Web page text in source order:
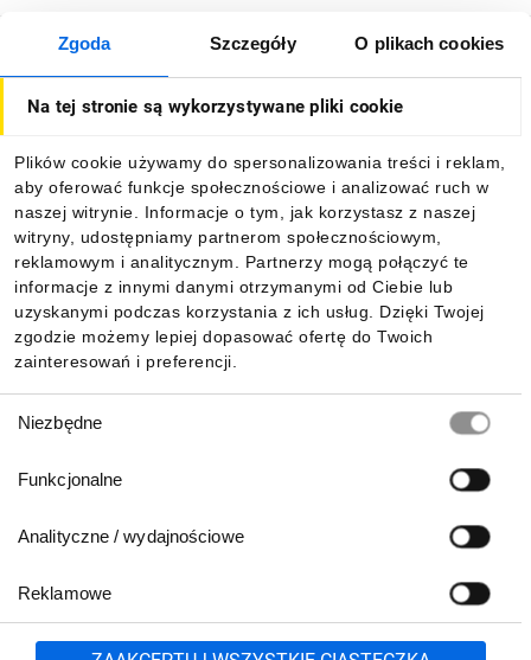
Zgoda Szczegóły O plikach cookies
Na tej stronie są wykorzystywane pliki cookie
Plików cookie używamy do spersonalizowania treści i reklam,
aby oferować funkcje społecznościowe i analizować ruch w
naszej witrynie. Informacje o tym, jak korzystasz z naszej
witryny, udostępniamy partnerom społecznościowym,
reklamowym i analitycznym. Partnerzy mogą połączyć te
informacje z innymi danymi otrzymanymi od Ciebie lub
uzyskanymi podczas korzystania z ich usług. Dzięki Twojej
zgodzie możemy lepiej dopasować ofertę do Twoich
zainteresowań i preferencji.
zgody
Niezbędne
Funkcjonalne
Analityczne / wydajnościowe
Reklamowe
O firmie
Informacje
Pobierz naszą aplikację mobilną:
801 500 700 lub 71 37 61 600